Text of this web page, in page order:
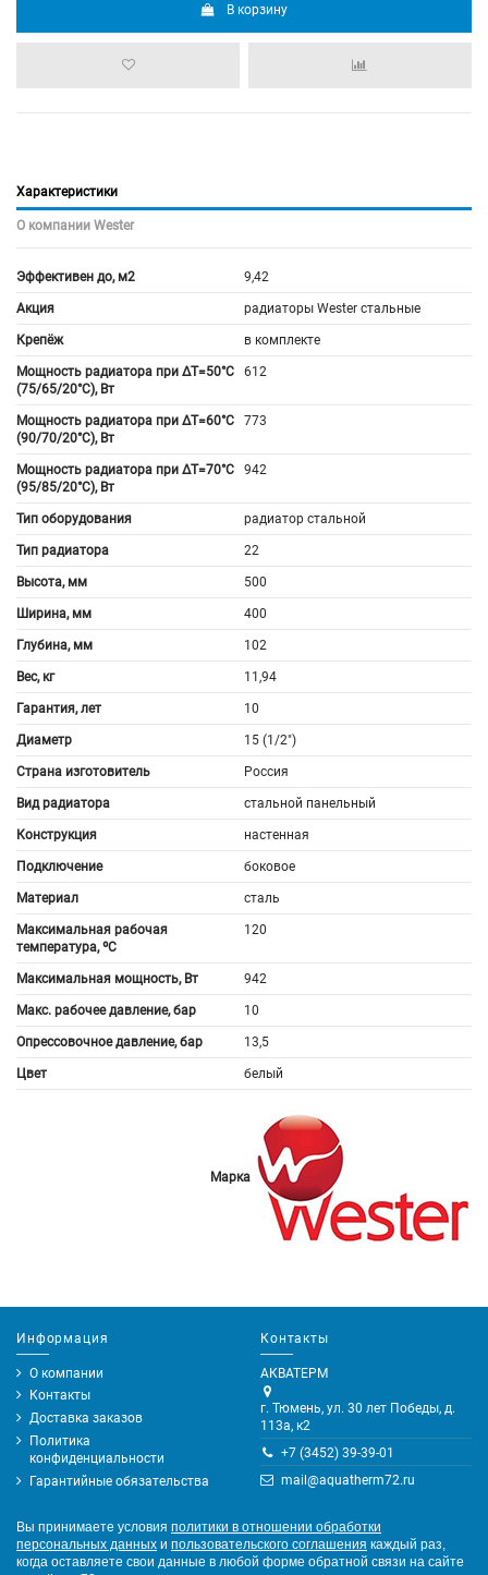
В корзину
Характеристики
О компании Wester
Эффективен до, м2 9,42
Акция радиаторы Wester стальные
Крепёж в комплекте
Мощность радиатора при ΔT=50°C
(75/65/20°C), Вт
612
Мощность радиатора при ΔT=60°C
(90/70/20°C), Вт
773
Мощность радиатора при ΔT=70°C
(95/85/20°C), Вт
942
Тип оборудования радиатор стальной
Тип радиатора 22
Высота, мм 500
Ширина, мм 400
Глубина, мм 102
Вес, кг 11,94
Гарантия, лет 10
Диаметр 15 (1/2")
Страна изготовитель Россия
Вид радиатора стальной панельный
Конструкция настенная
Подключение боковое
Материал сталь
Максимальная рабочая
температура, ºС
120
Максимальная мощность, Вт 942
Макс. рабочее давление, бар 10
Опрессовочное давление, бар 13,5
Цвет белый
Марка
Информация
О компании
Контакты
Доставка заказов
Политика
конфиденциальности
Гарантийные обязательства
Контакты
АКВАТЕРМ
г. Тюмень, ул. 30 лет Победы, д.
113а, к2
+7 (3452) 39-39-01
mail@aquatherm72.ru
Вы принимаете условия политики в отношении обработки
персональных данных и пользовательского соглашения каждый раз,
когда оставляете свои данные в любой форме обратной связи на сайте